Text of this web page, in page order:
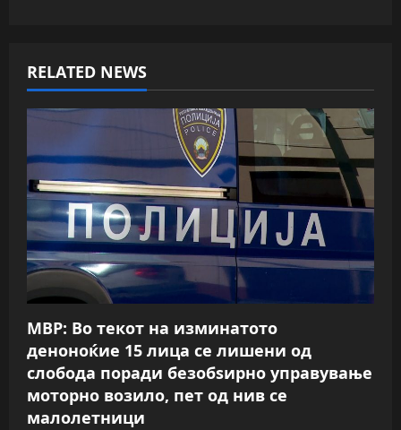
v
g
a
t
i
o
n
RELATED NEWS
МВР: Во текот на изминатото
деноноќие 15 лица се лишени од
слобода поради безобѕирно управување
моторно возило, пет од нив се
малолетници